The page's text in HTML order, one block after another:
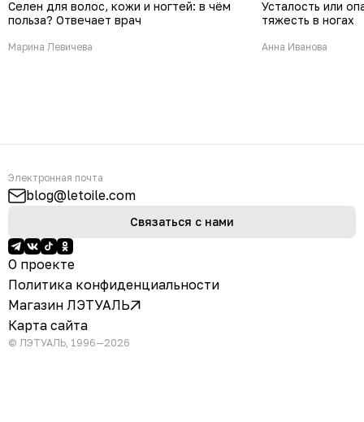
Селен для волос, кожи и ногтей: в чём
польза? Отвечает врач
Марина Левичева
Усталость или
тяжесть в ногах
Анна Иванова
Электронная почта
blog@letoile.com
Связаться с нами
О проекте
Политика конфиденциальности
Магазин ЛЭТУАЛЬ
Карта сайта
© ЛЭТУАЛЬ, 1996—2026